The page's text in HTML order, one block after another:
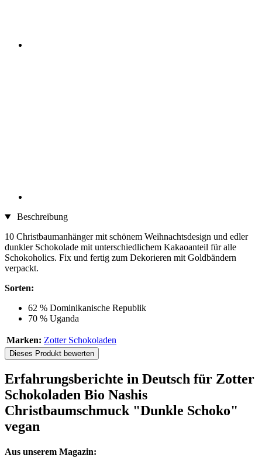
Beschreibung
10 Christbaumanhänger mit schönem Weihnachtsdesign und edler
dunkler Schokolade mit unterschiedlichem Kakaoanteil für alle
Schokoholics. Fix und fertig zum Dekorieren mit Goldbändern
verpackt.
Sorten:
62 % Dominikanische Republik
70 % Uganda
Marken: Zotter Schokoladen
Dieses Produkt bewerten
Erfahrungsberichte in Deutsch für Zotter
Schokoladen Bio Nashis
Christbaumschmuck "Dunkle Schoko"
vegan
Aus unserem Magazin: